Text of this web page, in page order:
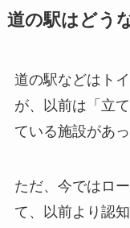
道の駅はどう
道の駅などはト
が、
以前は「立
ている施設があ
ただ、今ではロ
て、
以前より認